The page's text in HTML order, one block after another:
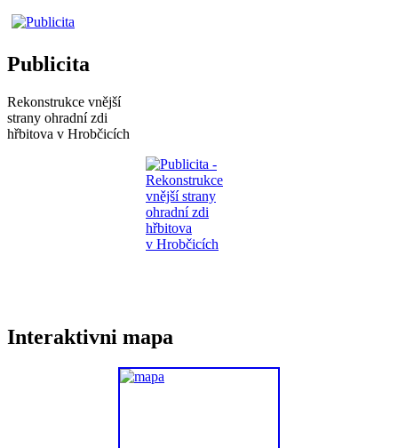
Publicita
Rekonstrukce vnější
strany ohradní zdi
hřbitova v Hrobčicích
Interaktivni mapa